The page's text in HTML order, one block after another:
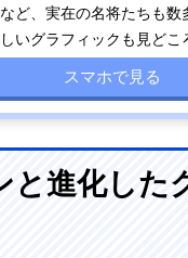
ど、実在の名将たちも数
いグラフィックも見どこ
スマホで見る
と進化した